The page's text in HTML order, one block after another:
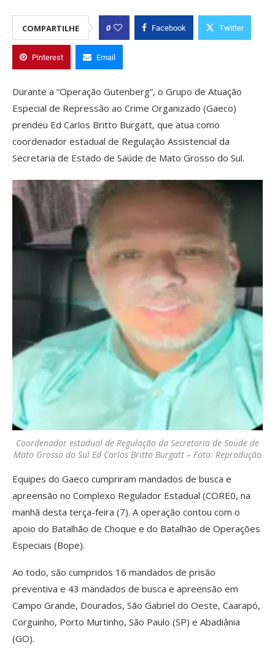
COMPARTILHE 0 Facebook Twitter
Pinterest Email
Durante a “Operação Gutenberg”, o Grupo de Atuação
Especial de Repressão ao Crime Organizado (Gaeco)
prendeu Ed Carlos Britto Burgatt, que atua como
coordenador estadual de Regulação Assistencial da
Secretaria de Estado de Saúde de Mato Grosso do Sul.
Coordenador estadual de Regulação da Secretaria de Saúde de
Mato Grosso do Sul Ed Carlos Britto Burgatt – Foto: Reprodução
Equipes do Gaeco cumpriram mandados de busca e
apreensão no Complexo Regulador Estadual (CORE0, na
manhã desta terça-feira (7). A operação contou com o
apoio do Batalhão de Choque e do Batalhão de Operações
Especiais (Bope).
Ao todo, são cumpridos 16 mandados de prisão
preventiva e 43 mandados de busca e apreensão em
Campo Grande, Dourados, São Gabriel do Oeste, Caarapó,
Corguinho, Porto Murtinho, São Paulo (SP) e Abadiânia
(GO).